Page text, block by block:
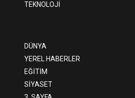
TEKNOLOJİ
DÜNYA
YEREL HABERLER
EĞİTİM
SİYASET